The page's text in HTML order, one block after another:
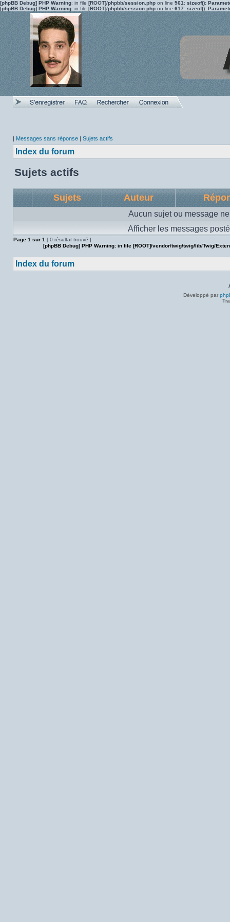
[phpBB Debug] PHP Warning: in file [ROOT]/phpbb/session.php on line 561 : sizeof():
[phpBB Debug] PHP Warning: in file [ROOT]/phpbb/session.php on line 617: sizeof():
| Messages sans réponse | Sujets actifs
Index du forum
Sujets actifs
Sujets Auteur
Aucun sujet ou message
Afficher les messages
Page 1 sur 1 [ 0 résultat trouvé ]
[phpBB Debug] PHP Warning: in file [ROOT]/vendor/twig/twig/lib/Twig/
Index du forum
Développé par